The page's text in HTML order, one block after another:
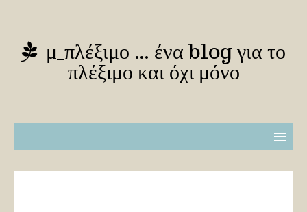
μ_πλέξιμο … ένα blog για το
πλέξιμο και όχι μόνο